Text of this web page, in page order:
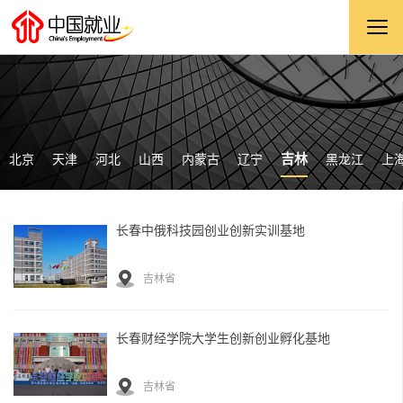
北京 天津 河北 山西 内蒙古 辽宁 吉林 黑龙江 上
长春中俄科技园创业创新实训基地
吉林省
长春财经学院大学生创新创业孵化基地
吉林省